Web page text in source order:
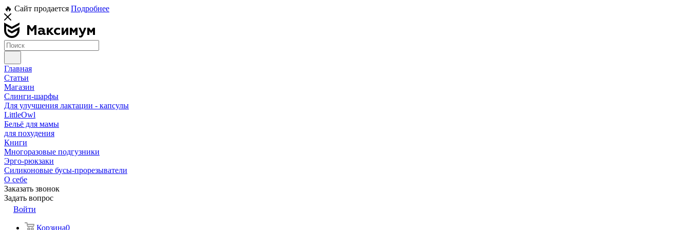
🔥 Сайт продается Подробнее
Главная
Статьи
Магазин
Слинги-шарфы
Для улучшения лактации - капсулы
LittleOwl
Бельё для мамы
для похудения
Книги
Многоразовые подгузники
Эрго-рюкзаки
Силиконовые бусы-прорезыватели
О себе
Заказать звонок
Задать вопрос
Войти
Корзина0